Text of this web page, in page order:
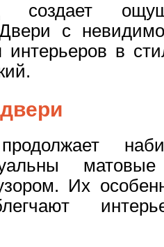
создает
с
интерьеров в
Их